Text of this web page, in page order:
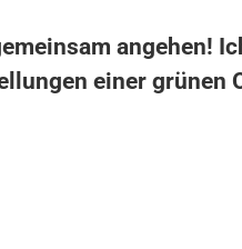
angehen!
einer grünen